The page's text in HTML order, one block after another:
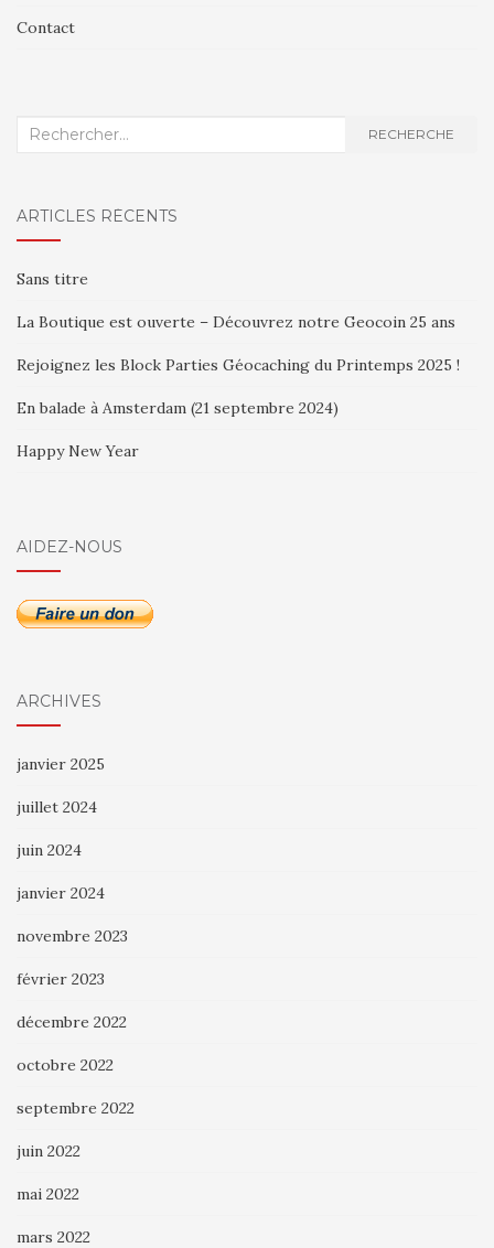
Contact
Recherche
RECHERCHE
ARTICLES RÉCENTS
Sans titre
La Boutique est ouverte – Découvrez notre Geocoin 25 ans
Rejoignez les Block Parties Géocaching du Printemps 2025 !
En balade à Amsterdam (21 septembre 2024)
Happy New Year
AIDEZ-NOUS
ARCHIVES
janvier 2025
juillet 2024
juin 2024
janvier 2024
novembre 2023
février 2023
décembre 2022
octobre 2022
septembre 2022
juin 2022
mai 2022
mars 2022